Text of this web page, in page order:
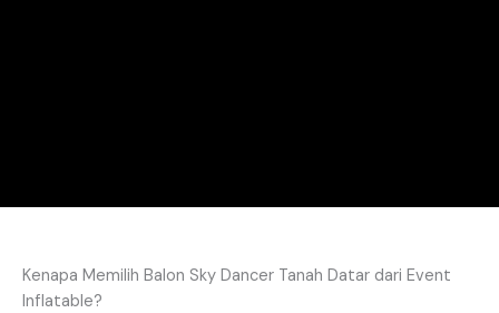
Kenapa Memilih Balon Sky Dancer Tanah Datar dari Event
Inflatable?